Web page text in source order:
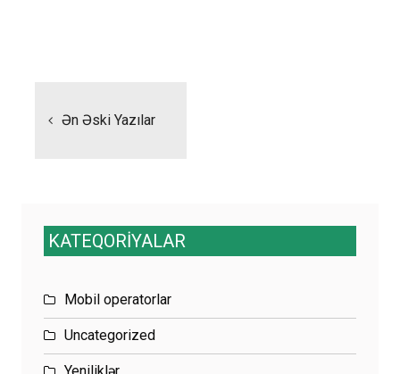
Ən Əski Yazılar
KATEQORİYALAR
Mobil operatorlar
Uncategorized